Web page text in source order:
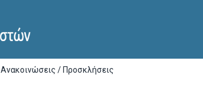
Ανακοινώσεις / Προσκλήσεις